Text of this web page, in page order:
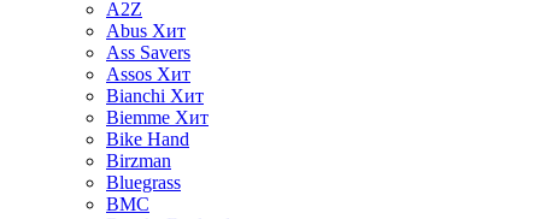
A2Z
Abus Хит
Ass Savers
Assos Хит
Bianchi Хит
Biemme Хит
Bike Hand
Birzman
Bluegrass
BMC